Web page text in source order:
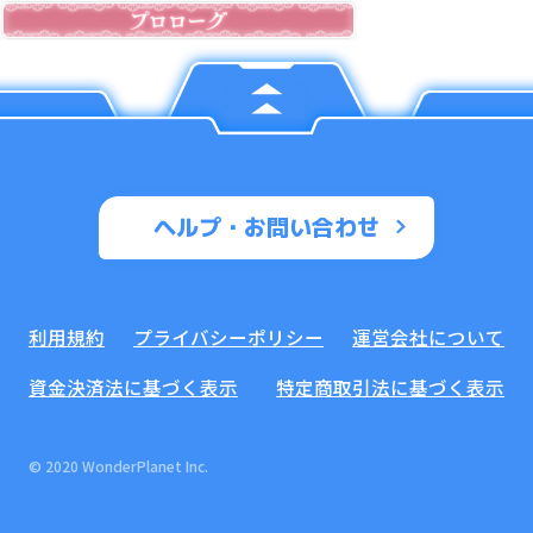
ヘルプ・お問い合わせ
利用規約 プライバシーポリシー
運営会社について
資金決済法に基づく表示
特定商取引法に基づく表示
© 2020 WonderPlanet Inc.